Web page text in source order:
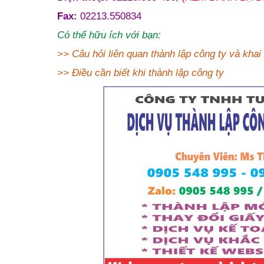
Fax: 02213.550834
Có thể hữu ích với bạn:
>> Câu hỏi liên quan thành lập công ty và khai
>> Điều cần biết khi thành lập công ty